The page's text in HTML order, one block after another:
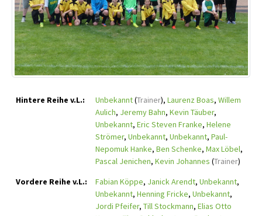
Hintere Reihe v.L.: Unbekannt(Trainer), Laurenz Boas, Willem
Aulich, Jeremy Bahn, Kevin Täuber,
Unbekannt, Eric Steven Franke, Helene
Strömer, Unbekannt, Unbekannt, Paul-
Nepomuk Hanke, Ben Schenke, Max Löbel,
Pascal Jenichen, Kevin Johannes (Trainer)
Vordere Reihe v.L.:
Fabian Köppe, Janick Arendt, Unbekannt,
Unbekannt, Henning Fricke, Unbekannt,
Jordi Pfeifer, Till Stockmann, Elias Otto